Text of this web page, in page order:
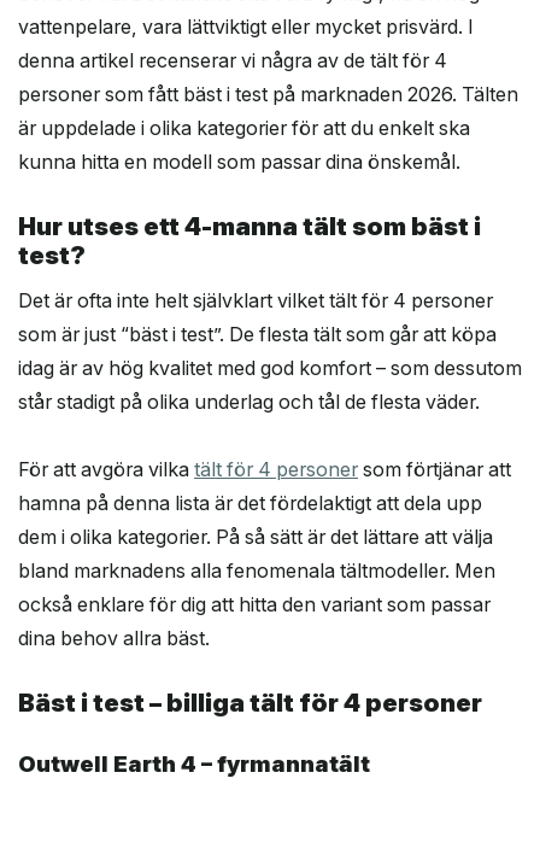
vattenpelare, vara lättviktigt eller mycket prisvärd. I
denna artikel recenserar vi några av de tält för 4
personer som fått bäst i test på marknaden 2026. Tälten
är uppdelade i olika kategorier för att du enkelt ska
kunna hitta en modell som passar dina önskemål.
Hur utses ett 4-manna tält som bäst i
test?
Det är ofta inte helt självklart vilket tält för 4 personer
som är just “bäst i test”. De flesta tält som går att köpa
idag är av hög kvalitet med god komfort – som dessutom
står stadigt på olika underlag och tål de flesta väder.
För att avgöra vilka tält för 4 personer som förtjänar att
hamna på denna lista är det fördelaktigt att dela upp
dem i olika kategorier. På så sätt är det lättare att välja
bland marknadens alla fenomenala tältmodeller. Men
också enklare för dig att hitta den variant som passar
dina behov allra bäst.
Bäst i test – billiga tält för 4 personer
Outwell Earth 4 – fyrmannatält